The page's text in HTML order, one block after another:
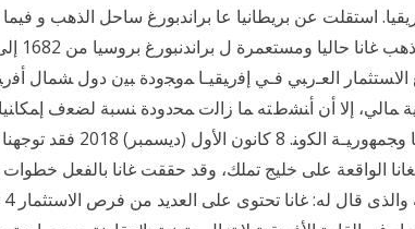
استقلت عن بريطانيا عا براندبورغ ساحل الذهب و
ﺍﻟﻌـﺭﺒﻲ ﻓـﻲ ﺇﻓﺭﻴﻘﻴـﺎ ﻤﻭﺠﻭﺩﺓ ﺒﻴﻥ ﺩﻭل ﺸﻤﺎل
ﻤﺎﻟﻲ، ﺇﻻ ﺃﻥ ﺃﻨﺸﻁﺘﻪ ﻤﺎ ﺯﺍﻟﺕ ﻤﺤﺩﻭﺩﺓ ﻨﺴﺒﺔ ﻟﻀﻌﻑ
ﺍﻟﻤﺎﺱﻭ . ﻭﺘﻌﺘﺒﺭ ﺠﻨﻭﺏ ﺃﻓﺭﻴﻘﻴﺎ
الواقعة على خليج تملك، وقد حققت غانا بالفعل